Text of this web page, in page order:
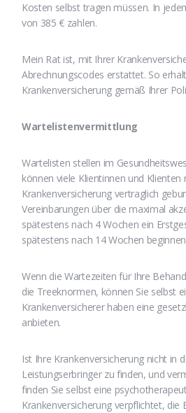
Kosten selbst tragen müssen. In
von 385 € zahlen.
Mein Rat ist, mit Ihrer
Abrechnungscodes erstattet. So
Krankenversicherung gemäß Ihrer
Wartelistenvermittlung
Wartelisten stellen im
können viele Klientinnen und
Krankenversicherung vertraglich
Vereinbarungen über die maximal
spätestens nach 4 Wochen ein
spätestens nach 14 Wochen
Wenn die Wartezeiten für Ihre
die Treeknormen, können Sie selbst
Krankenversicherer haben eine
anbieten.
Ist Ihre Krankenversicherung nicht in
Leistungserbringer zu finden, und
finden Sie selbst eine
Krankenversicherung verpflichtet,